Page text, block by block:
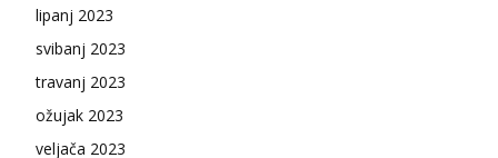
lipanj 2023
svibanj 2023
travanj 2023
ožujak 2023
veljača 2023